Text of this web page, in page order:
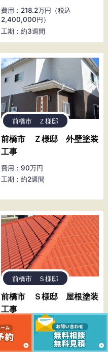
費用：218.2万円（税込
2,400,000円）
工期：約3週間
前橋市 Ｚ様邸
前橋市 Ｚ様邸 外壁塗装
工事
費用：90万円
工期：約2週間
前橋市 Ｓ様邸
前橋市 Ｓ様邸 屋根塗装
工事
費用：100万円
工期：約1週間